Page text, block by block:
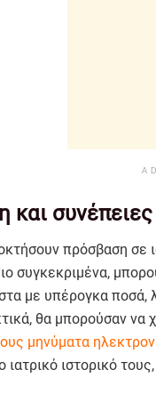
και συνέπειες
πρόσβαση σε
συγκεκριμένα,
με υπέρογκα
θα μπορούσαν να
μηνύματα
ιστορικό